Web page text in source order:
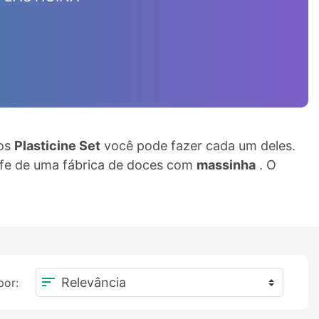
Plasticine Set você pode fazer cada um deles.
de uma fábrica de doces com massinha . O
sort